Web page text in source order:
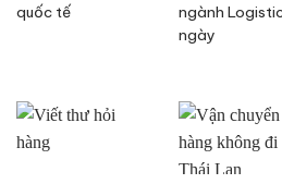
quốc tế
ngành
ngày